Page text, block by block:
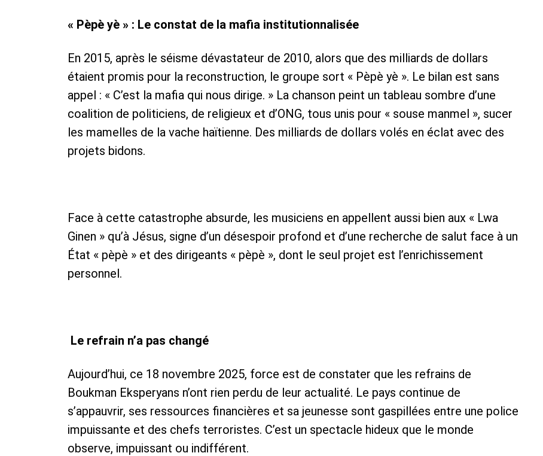
« Pèpè yè » : Le constat de la mafia institutionnalisée
En 2015, après le séisme dévastateur de 2010, alors que des milliards de dollars
étaient promis pour la reconstruction, le groupe sort « Pèpè yè ». Le bilan est sans
appel : « C’est la mafia qui nous dirige. » La chanson peint un tableau sombre d’une
coalition de politiciens, de religieux et d’ONG, tous unis pour « souse manmel », sucer
les mamelles de la vache haïtienne. Des milliards de dollars volés en éclat avec des
projets bidons.
Face à cette catastrophe absurde, les musiciens en appellent aussi bien aux « Lwa
Ginen » qu’à Jésus, signe d’un désespoir profond et d’une recherche de salut face à un
État « pèpè » et des dirigeants « pèpè », dont le seul projet est l’enrichissement
personnel.
Le refrain n’a pas changé
Aujourd’hui, ce 18 novembre 2025, force est de constater que les refrains de
Boukman Eksperyans n’ont rien perdu de leur actualité. Le pays continue de
s’appauvrir, ses ressources financières et sa jeunesse sont gaspillées entre une police
impuissante et des chefs terroristes. C’est un spectacle hideux que le monde
observe, impuissant ou indifférent.